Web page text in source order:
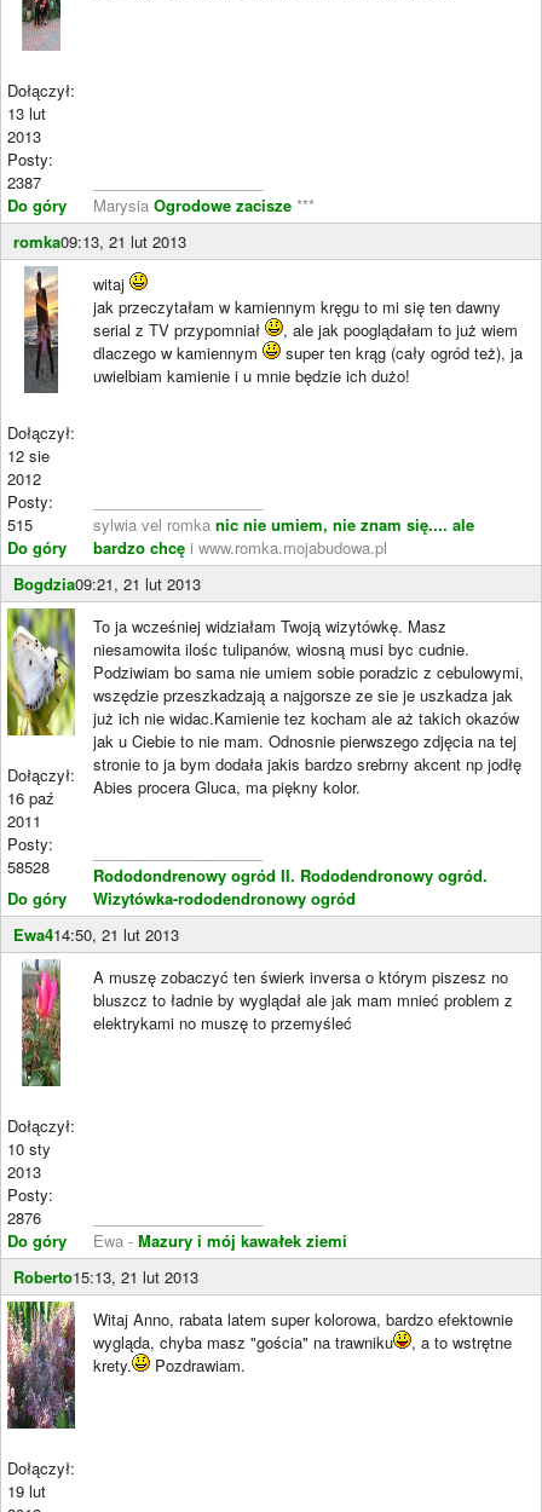
Dołączył:
13 lut
2013
Posty:
2387
Do góry
Marysia Ogrodowe zacisze ***
romka09:13, 21 lut 2013
Dołączył:
12 sie
2012
Posty:
515
Do góry
witaj
jak przeczytałam w kamiennym kręgu to mi się ten dawny
serial z TV przypomniał
, ale jak pooglądałam to już wiem
dlaczego w kamiennym
super ten krąg (cały ogród też), ja
uwielbiam kamienie i u mnie będzie ich dużo!
sylwia vel romka nic nie umiem, nie znam się.... ale
bardzo chcę i www.romka.mojabudowa.pl
Bogdzia09:21, 21 lut 2013
Dołączył:
16 paź
2011
Posty:
58528
Do góry
To ja wcześniej widziałam Twoją wizytówkę. Masz
niesamowita ilośc tulipanów, wiosną musi byc cudnie.
Podziwiam bo sama nie umiem sobie poradzic z cebulowymi,
wszędzie przeszkadzają a najgorsze ze sie je uszkadza jak
już ich nie widac.Kamienie tez kocham ale aż takich okazów
jak u Ciebie to nie mam. Odnosnie pierwszego zdjęcia na tej
stronie to ja bym dodała jakis bardzo srebrny akcent np jodłę
Abies procera Gluca, ma piękny kolor.
Rododondrenowy ogród II. Rododendronowy ogród.
Wizytówka-rododendronowy ogród
Ewa414:50, 21 lut 2013
Dołączył:
10 sty
2013
Posty:
2876
Do góry
A muszę zobaczyć ten świerk inversa o którym piszesz no
bluszcz to ładnie by wyglądał ale jak mam mnieć problem z
elektrykami no muszę to przemyśleć
Ewa - Mazury i mój kawałek ziemi
Roberto15:13, 21 lut 2013
Dołączył:
19 lut
Witaj Anno, rabata latem super kolorowa, bardzo efektownie
wygląda, chyba masz "gościa" na trawniku
, a to wstrętne
krety.
Pozdrawiam.